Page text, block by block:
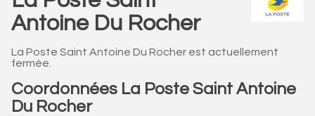
Antoine Du Rocher
La Poste Saint Antoine Du Rocher est actuellement
fermée.
Coordonnées La Poste Saint Antoine
Du Rocher